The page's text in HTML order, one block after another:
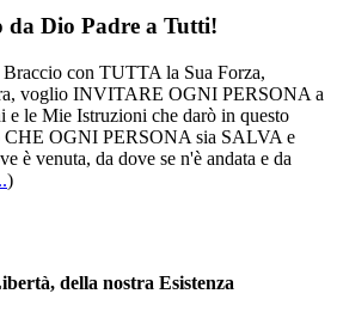
Dio Padre a Tutti!
con TUTTA la Sua Forza,
voglio INVITARE OGNI PERSONA a
e le Mie Istruzioni che darò in questo
CHE OGNI PERSONA sia SALVA e
è venuta, da dove se n'è andata e da
)
della nostra Esistenza